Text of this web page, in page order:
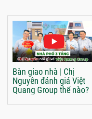
Bàn giao nhà | Chị
Nguyên đánh giá Việt
Quang Group thế nào?